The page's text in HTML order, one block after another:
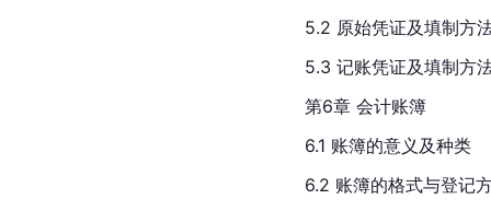
5.2 原始凭证及填制方
5.3 记账凭证及填制方
第6章 会计账簿
6.1 账簿的意义及种类
6.2 账簿的格式与登记